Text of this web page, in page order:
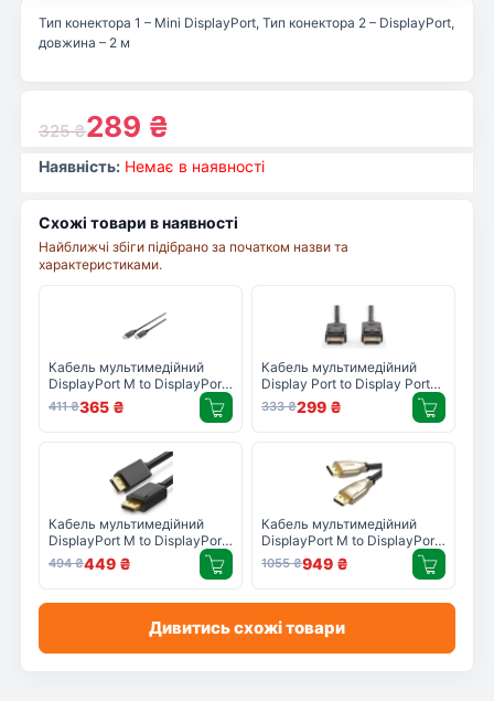
325₴289 ₴
Тип конектора 1 – Mini DisplayPort, Тип конектора 2 – DisplayPort,
довжина – 2 м
Наявність: Немає в наявності
Схожі товари в наявності
Найближчі збіги підібрано за початком назви та
характеристиками.
Кабель мультимедійний
DisplayPort M to DisplayPort
M 2.0m UHD 4K Digitus (DB-
340100-020-S)
411₴365 ₴
Кабель мультимедійний
Display Port to Display Port
2.0m Digitus (AK-340100-
020-S)
333₴299 ₴
Кабель мультимедійний
DisplayPort M to DisplayPort
M 2.0m V1.2 Ugreen (10211)
494₴449 ₴
Кабель мультимедійний
DisplayPort M to DisplayPort
M 2.0m V1.4 8K Ugreen
(60843)
1055₴949 ₴
Дивитись схожі товари